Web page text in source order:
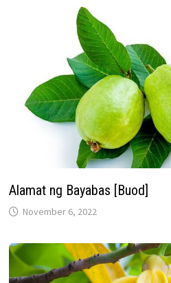
Alamat ng Bayabas [Buod]
November 6, 2022